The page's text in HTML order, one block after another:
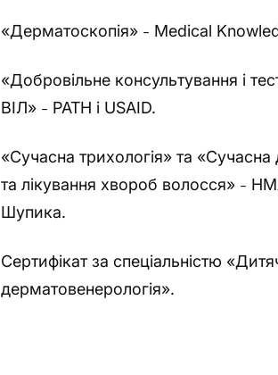
«Дерматоскопія» – Medical
«Добровільне консультування і
ВІЛ» – PATH і USAID.
«Сучасна трихологія» та «Сучасна
та лікування хвороб волосся» –
Шупика.
Сертифікат за спеціальністю
дерматовенерологія».